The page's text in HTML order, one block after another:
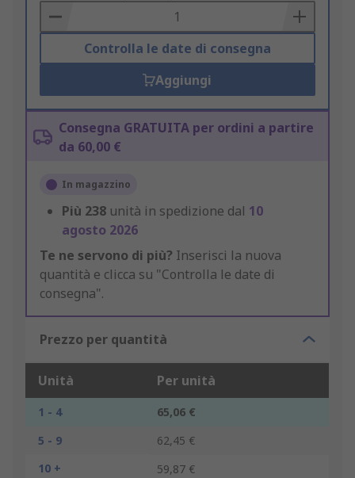
Basket
Controlla le date di consegna
Aggiungi
Consegna GRATUITA per ordini a partire
da 60,00 €
In magazzino
Più 238 unità in spedizione dal 10
agosto 2026
Te ne servono di più? Inserisci la nuova
quantità e clicca su "Controlla le date di
consegna".
Prezzo per quantità
Unità Per unità
1 - 4
65,06 €
5 - 9
62,45 €
10 +
59,87 €